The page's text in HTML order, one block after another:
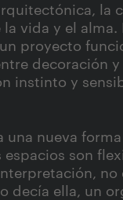
la
vida y el
proyecto
decoración
instinto y
nueva
son
decía ella, un